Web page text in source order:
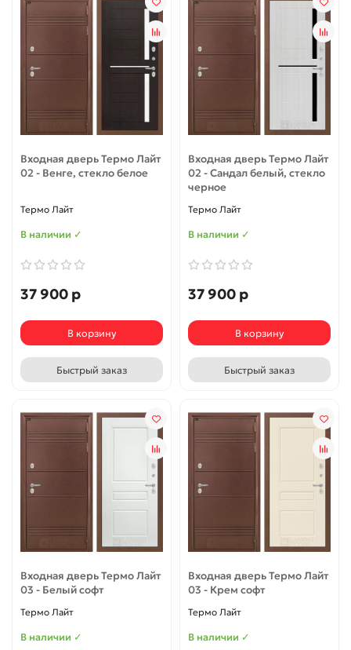
Входная дверь Термо Лайт
02 - Венге, стекло белое
Термо Лайт
В наличии ✓
37 900 р
В корзину
Быстрый заказ
Входная дверь Термо Лайт
02 - Сандал белый, стекло
черное
Термо Лайт
В наличии ✓
37 900 р
В корзину
Быстрый заказ
Входная дверь Термо Лайт
03 - Белый софт
Термо Лайт
В наличии ✓
Входная дверь Термо Лайт
03 - Крем софт
Термо Лайт
В наличии ✓